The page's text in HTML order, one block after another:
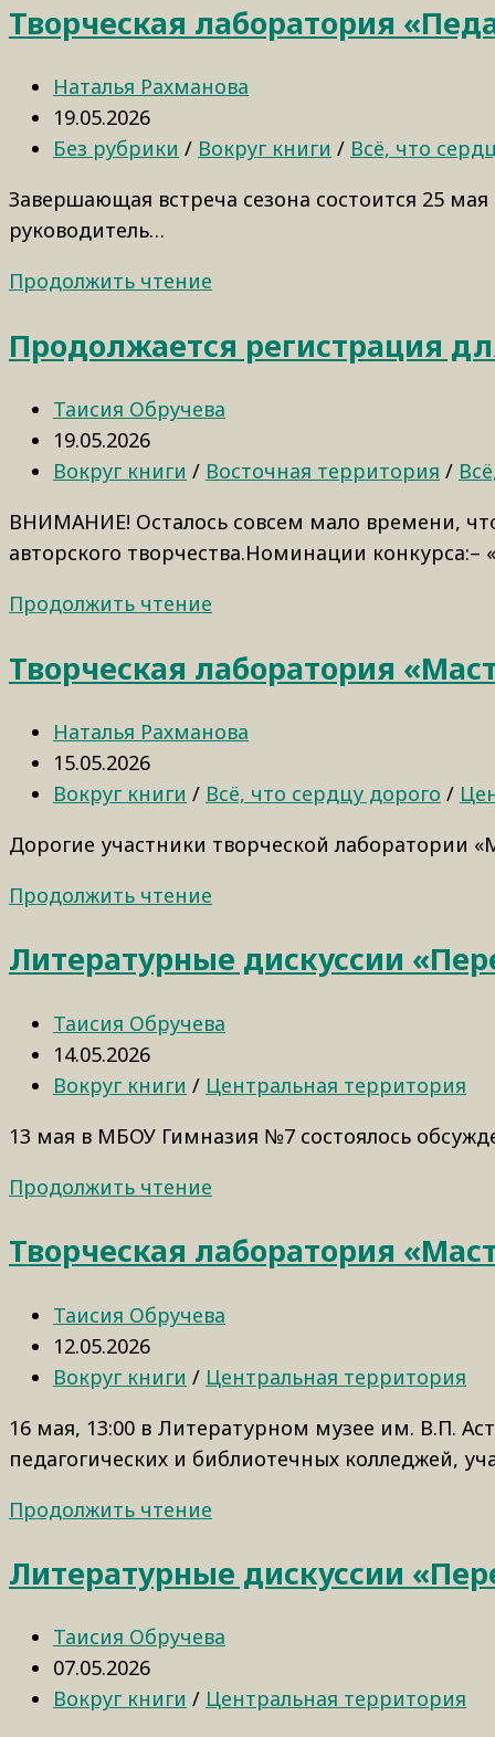
Творческая лаборатория
Наталья Рахманова
19.05.2026
Без рубрики / Вокруг книги / Всё, что
Завершающая встреча сезона состоится 25
руководитель…
Продолжить чтение
Продолжается регистрация
Таисия Обручева
19.05.2026
Вокруг книги / Восточная территория /
ВНИМАНИЕ! Осталось совсем мало времени,
авторского творчества.Номинации
Продолжить чтение
Творческая лаборатория
Наталья Рахманова
15.05.2026
Вокруг книги / Всё, что сердцу дорого /
Дорогие участники творческой лаборатории
Продолжить чтение
Литературные дискуссии
Таисия Обручева
14.05.2026
Вокруг книги / Центральная территория
13 мая в МБОУ Гимназия №7 состоялось
Продолжить чтение
Творческая лаборатория
Таисия Обручева
12.05.2026
Вокруг книги / Центральная территория
16 мая, 13:00 в Литературном музее им. В.П.
педагогических и библиотечных колледжей,
Продолжить чтение
Литературные дискуссии
Таисия Обручева
07.05.2026
Вокруг книги / Центральная территория